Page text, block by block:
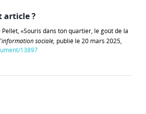
article ?
«Souris dans ton quartier, le goût de la
sociale, publié le 20 mars 2025,
13897